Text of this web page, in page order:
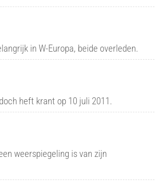
in W-Europa, beide overleden.
heft krant op 10 juli 2011.
weerspiegeling is van zijn